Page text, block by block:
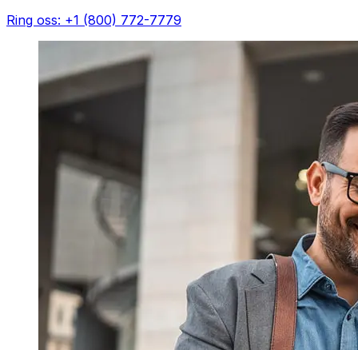
Ring oss: +1 (800) 772-7779